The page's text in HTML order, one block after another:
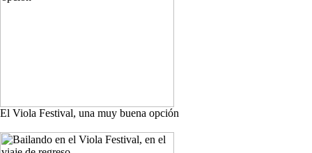
El Viola Festival, una muy buena opción